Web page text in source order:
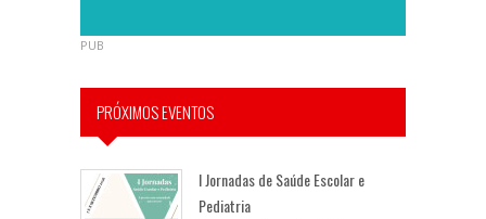
PUB
PRÓXIMOS EVENTOS
I Jornadas de Saúde Escolar e
Pediatria